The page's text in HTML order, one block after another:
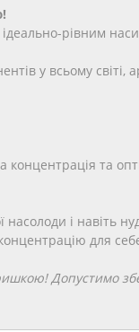
рівним
у всьому світі,
концентрація та
і навіть
для
Допустимо